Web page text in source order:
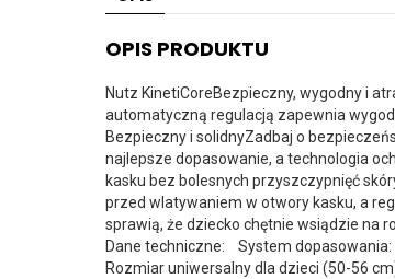
OPIS PRODUKTU
Nutz KinetiCoreBezpieczny, wygodny i
automatyczną regulacją zapewnia
Bezpieczny i solidnyZadbaj o
najlepsze dopasowanie, a technologia
kasku bez bolesnych przyszczypnięć
przed wlatywaniem w otwory kasku, a
sprawią, że dziecko chętnie wsiądzie na
Dane techniczne: System
Rozmiar uniwersalny dla dzieci (50-56